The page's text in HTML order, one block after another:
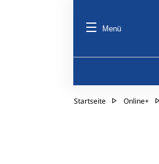
Menü
Startseite Online+